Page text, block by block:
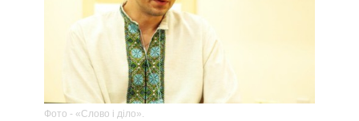
Фото - «Слово і діло».